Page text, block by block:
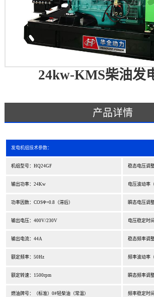
24kw-KMS柴油发
产品详情
发电机组技术参数：
机组型号：HQ24GF 稳态电压调
输出功率：24Kw 电压波动率
功率因数：COSΦ=0.8（滞后） 瞬态电压调
输出电压：400V/230V 电压稳定时
输出电流：44A 稳态频率调
额定频率：50Hz 频率波动率
额定转速：1500rpm 瞬态频率调
燃油牌号：（标准）0#轻柴油（常温） 频率稳定时